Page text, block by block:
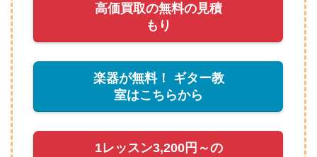
高価買取の無料の見積
もり
楽器が無料！ ギター教
室はこちらから
1レッスン3,200円～の